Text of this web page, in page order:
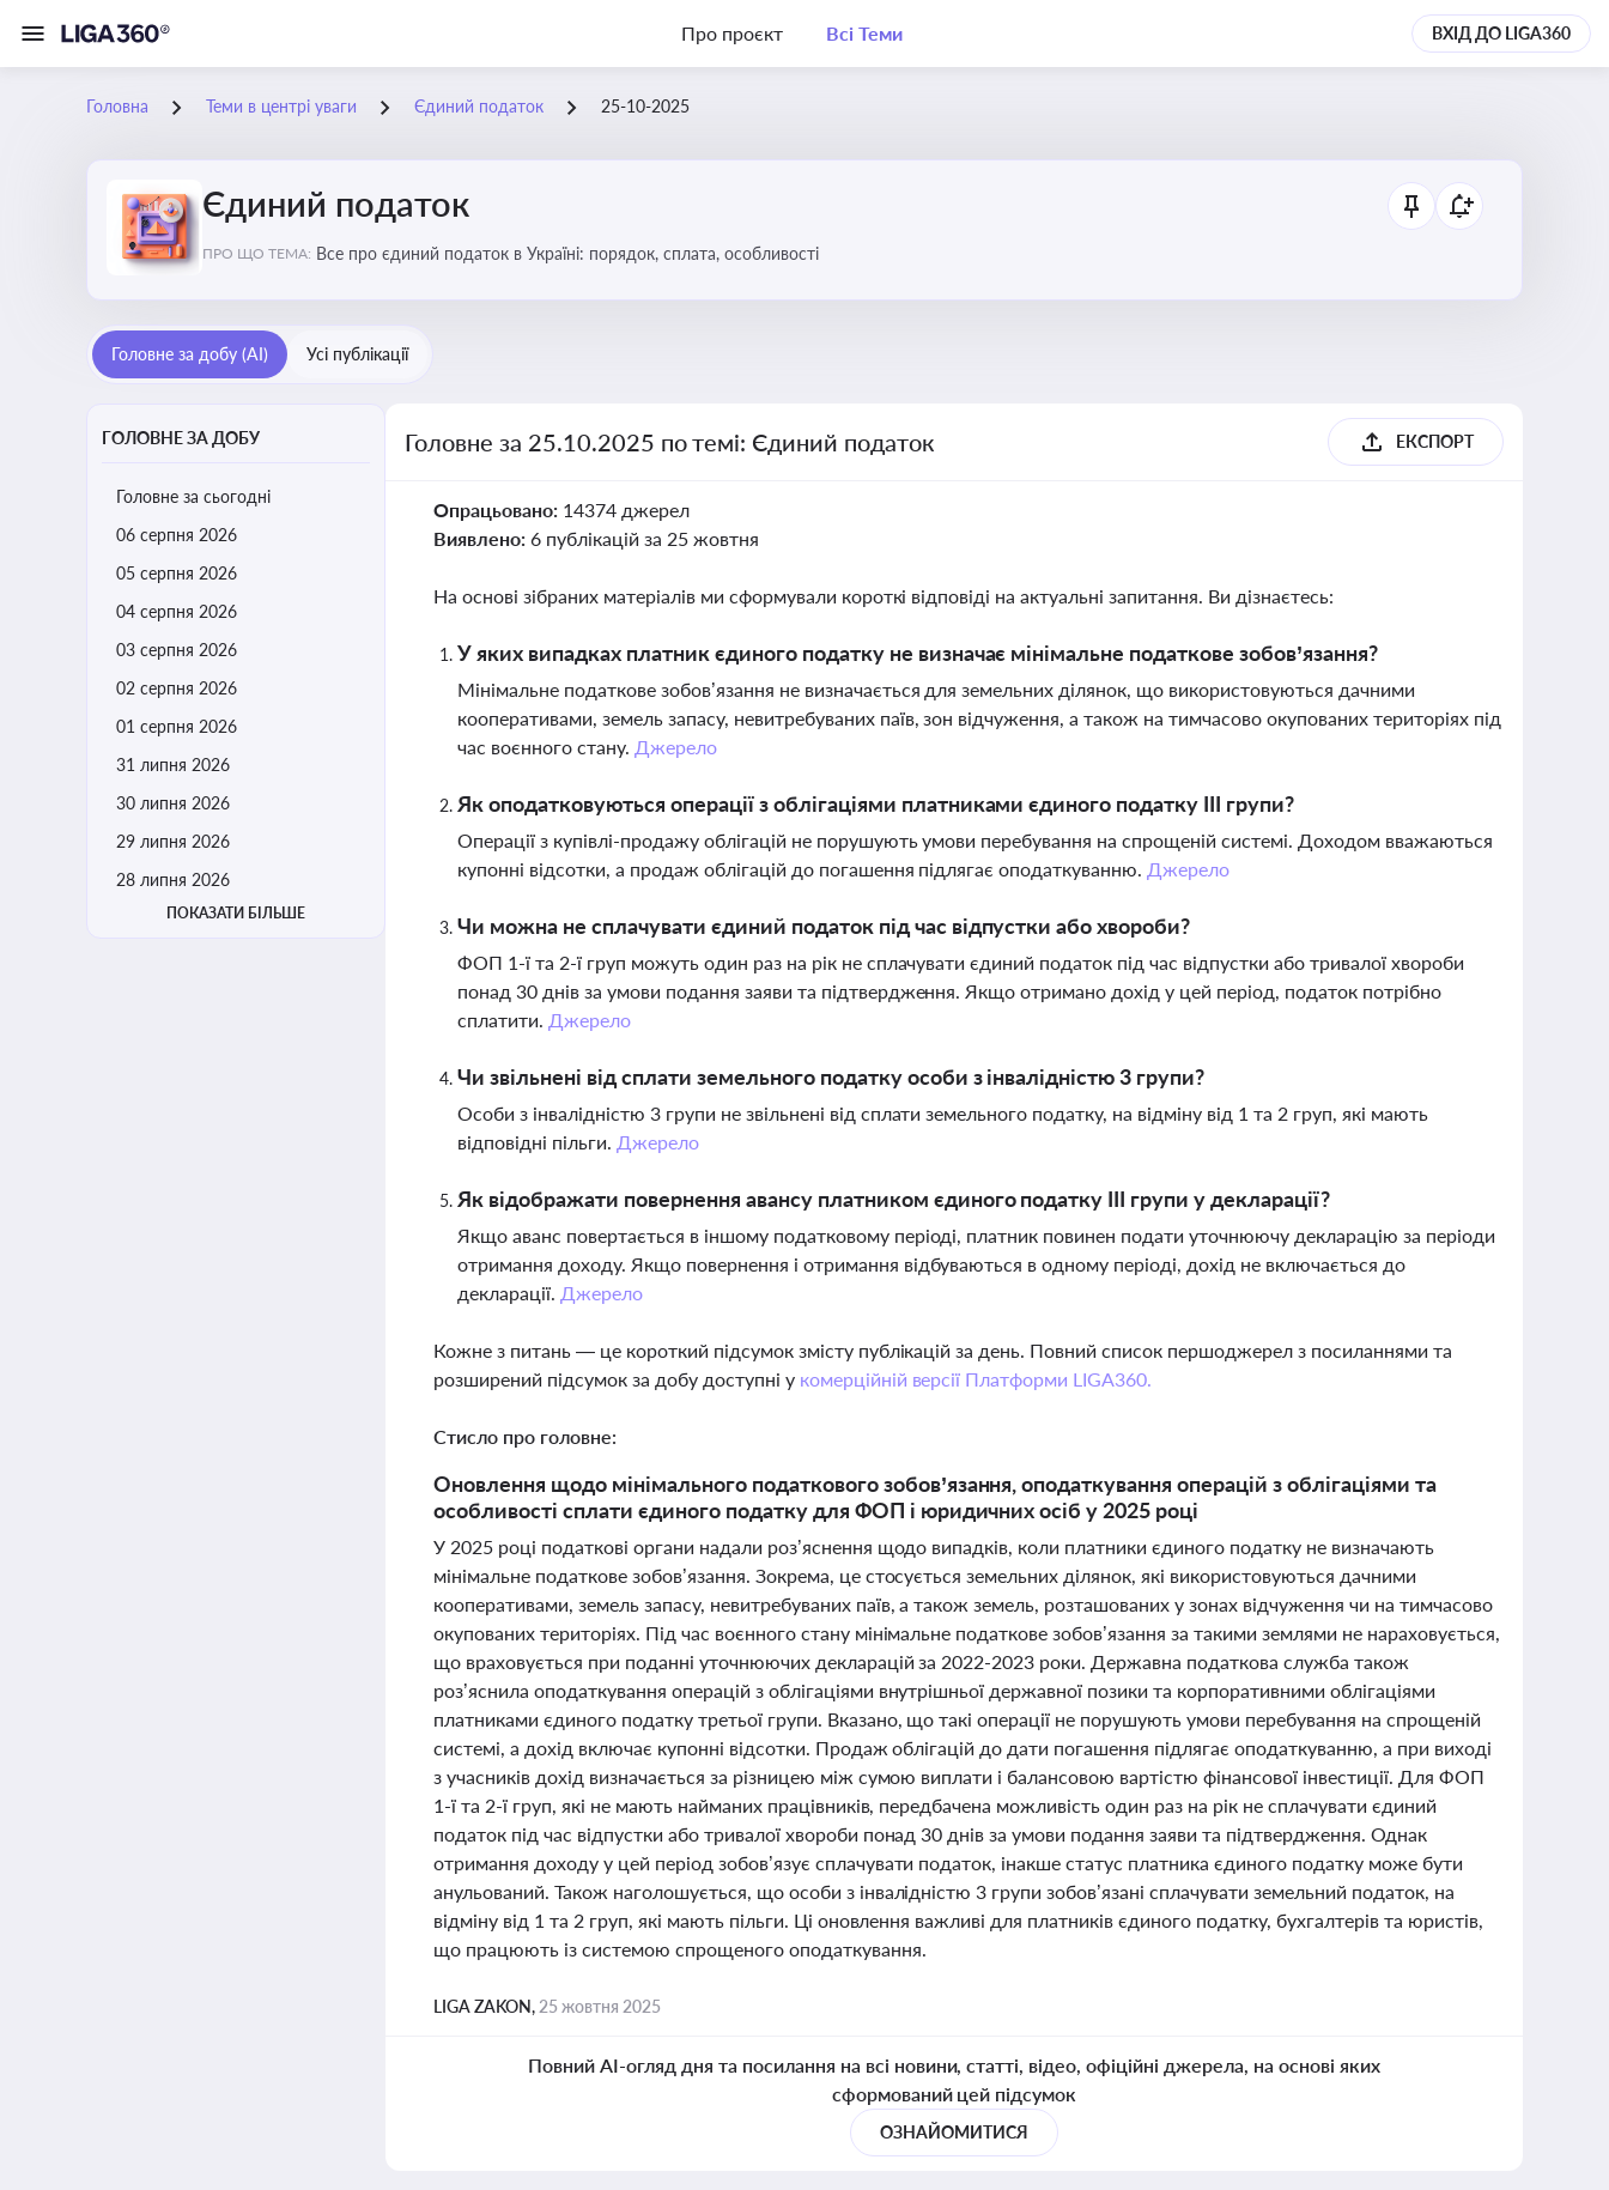
Про проєкт Всі Теми ВХІД ДО LIGA360
Головна Теми в центрі уваги Єдиний податок 25-10-2025
Єдиний податок
ПРО ЩО ТЕМА: Все про єдиний податок в Україні: порядок, сплата, особливості
Головне за добу (AI) Усі публікації
ГОЛОВНЕ ЗА ДОБУ
Головне за сьогодні
06 серпня 2026
05 серпня 2026
04 серпня 2026
03 серпня 2026
02 серпня 2026
01 серпня 2026
31 липня 2026
30 липня 2026
29 липня 2026
28 липня 2026
ПОКАЗАТИ БІЛЬШЕ
Головне за 25.10.2025 по темі: Єдиний податок ЕКСПОРТ
Опрацьовано: 14374 джерел
Виявлено: 6 публікацій за 25 жовтня
На основі зібраних матеріалів ми сформували короткі відповіді на актуальні запитання. Ви дізнаєтесь:
У яких випадках платник єдиного податку не визначає мінімальне податкове зобов’язання?
Мінімальне податкове зобов’язання не визначається для земельних ділянок, що використовуються дачними
кооперативами, земель запасу, невитребуваних паїв, зон відчуження, а також на тимчасово окупованих територіях під
час воєнного стану. Джерело
Як оподатковуються операції з облігаціями платниками єдиного податку III групи?
Операції з купівлі-продажу облігацій не порушують умови перебування на спрощеній системі. Доходом вважаються
купонні відсотки, а продаж облігацій до погашення підлягає оподаткуванню. Джерело
Чи можна не сплачувати єдиний податок під час відпустки або хвороби?
ФОП 1-ї та 2-ї груп можуть один раз на рік не сплачувати єдиний податок під час відпустки або тривалої хвороби
понад 30 днів за умови подання заяви та підтвердження. Якщо отримано дохід у цей період, податок потрібно
сплатити. Джерело
Чи звільнені від сплати земельного податку особи з інвалідністю 3 групи?
Особи з інвалідністю 3 групи не звільнені від сплати земельного податку, на відміну від 1 та 2 груп, які мають
відповідні пільги. Джерело
Як відображати повернення авансу платником єдиного податку III групи у декларації?
Якщо аванс повертається в іншому податковому періоді, платник повинен подати уточнюючу декларацію за періоди
отримання доходу. Якщо повернення і отримання відбуваються в одному періоді, дохід не включається до
декларації. Джерело
Кожне з питань — це короткий підсумок змісту публікацій за день. Повний список першоджерел з посиланнями та
розширений підсумок за добу доступні у комерційній версії Платформи LIGA360.
Стисло про головне:
Оновлення щодо мінімального податкового зобов’язання, оподаткування операцій з облігаціями та
особливості сплати єдиного податку для ФОП і юридичних осіб у 2025 році
У 2025 році податкові органи надали роз’яснення щодо випадків, коли платники єдиного податку не визначають
мінімальне податкове зобов’язання. Зокрема, це стосується земельних ділянок, які використовуються дачними
кооперативами, земель запасу, невитребуваних паїв, а також земель, розташованих у зонах відчуження чи на тимчасово
окупованих територіях. Під час воєнного стану мінімальне податкове зобов’язання за такими землями не нараховується,
що враховується при поданні уточнюючих декларацій за 2022-2023 роки. Державна податкова служба також
роз’яснила оподаткування операцій з облігаціями внутрішньої державної позики та корпоративними облігаціями
платниками єдиного податку третьої групи. Вказано, що такі операції не порушують умови перебування на спрощеній
системі, а дохід включає купонні відсотки. Продаж облігацій до дати погашення підлягає оподаткуванню, а при виході
з учасників дохід визначається за різницею між сумою виплати і балансовою вартістю фінансової інвестиції. Для ФОП
1-ї та 2-ї груп, які не мають найманих працівників, передбачена можливість один раз на рік не сплачувати єдиний
податок під час відпустки або тривалої хвороби понад 30 днів за умови подання заяви та підтвердження. Однак
отримання доходу у цей період зобов’язує сплачувати податок, інакше статус платника єдиного податку може бути
анульований. Також наголошується, що особи з інвалідністю 3 групи зобов’язані сплачувати земельний податок, на
відміну від 1 та 2 груп, які мають пільги. Ці оновлення важливі для платників єдиного податку, бухгалтерів та юристів,
що працюють із системою спрощеного оподаткування.
LIGA ZAKON, 25 жовтня 2025
Повний AI-огляд дня та посилання на всі новини, статті, відео, офіційні джерела, на основі яких
сформований цей підсумок
ОЗНАЙОМИТИСЯ